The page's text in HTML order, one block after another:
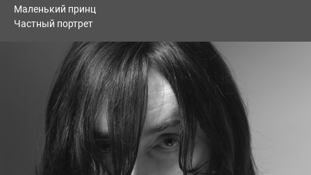
Маленький принц
Частный портрет